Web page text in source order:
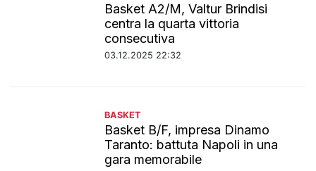
Basket A2/M, Valtur Brindisi
centra la quarta vittoria
consecutiva
03.12.2025 22:32
BASKET
Basket B/F, impresa Dinamo
Taranto: battuta Napoli in una
gara memorabile